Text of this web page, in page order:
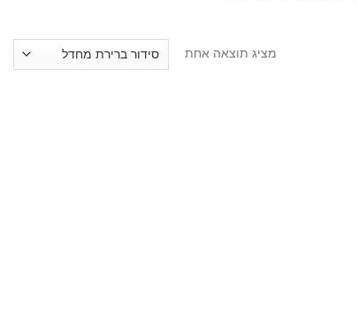
מציג תוצאה אחת